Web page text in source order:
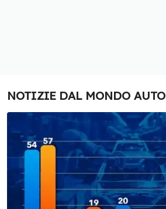
NOTIZIE DAL MONDO AUTO